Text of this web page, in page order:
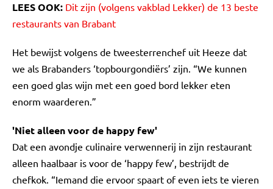
LEES OOK: Dit zijn (volgens vakblad Lekker) de 13 beste
restaurants van Brabant
Het bewijst volgens de tweesterrenchef uit Heeze dat
we als Brabanders ‘topbourgondiërs’ zijn. “We kunnen
een goed glas wijn met een goed bord lekker eten
enorm waarderen.”
'Niet alleen voor de happy few'
Dat een avondje culinaire verwennerij in zijn restaurant
alleen haalbaar is voor de ‘happy few’, bestrijdt de
chefkok. “Iemand die ervoor spaart of even iets te vieren